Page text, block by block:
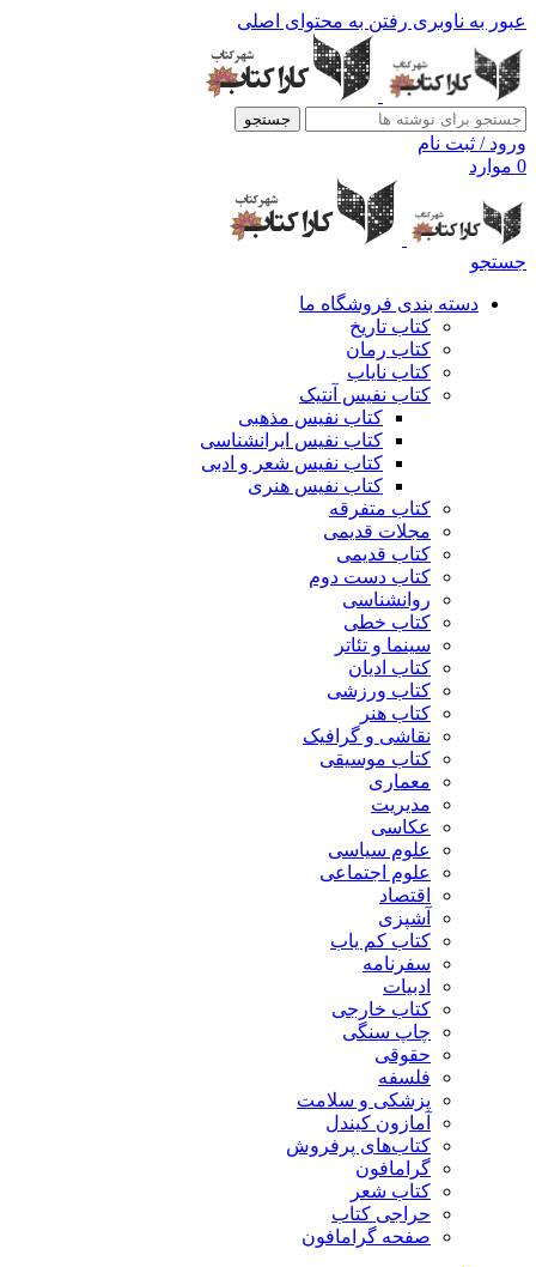
عبور به ناوبری رفتن به محتوای اصلی
جستجو
ورود / ثبت نام
0 موارد
جستجو
دسته بندی فروشگاه ما
کتاب تاریخ
کتاب رمان
کتاب نایاب
کتاب نفیس آنتیک
کتاب نفیس مذهبی
کتاب نفیس ایرانشناسی
کتاب نفیس شعر و ادبی
کتاب نفیس هنری
کتاب متفرقه
مجلات قدیمی
کتاب قدیمی
کتاب دست دوم
روانشناسی
کتاب خطی
سینما و تئاتر
کتاب ادیان
کتاب ورزشی
کتاب هنر
نقاشی و گرافیک
کتاب موسیقی
معماری
مدیریت
عکاسی
علوم سیاسی
علوم اجتماعی
اقتصاد
آشپزی
کتاب کم یاب
سفرنامه
ادبیات
کتاب خارجی
چاپ سنگی
حقوقی
فلسفه
پزشکی و سلامت
آمازون کیندل
کتاب‌های پرفروش
گرامافون
کتاب شعر
حراجی کتاب
صفحه گرامافون